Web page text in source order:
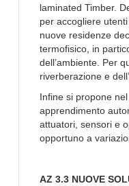
laminated Timber.
per accogliere
nuove residenze
termofisico, in
dell’ambiente. Per
riverberazione e
Infine si propone
apprendimento
attuatori, sensori e
opportuno a
AZ 3.3 NUOVE